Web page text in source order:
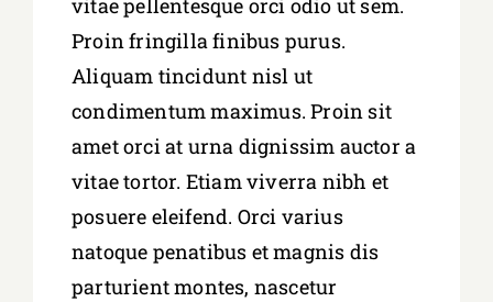
vitae pellentesque orci odio ut sem.
Proin fringilla finibus purus.
Aliquam tincidunt nisl ut
condimentum maximus. Proin sit
amet orci at urna dignissim auctor a
vitae tortor. Etiam viverra nibh et
posuere eleifend. Orci varius
natoque penatibus et magnis dis
parturient montes, nascetur